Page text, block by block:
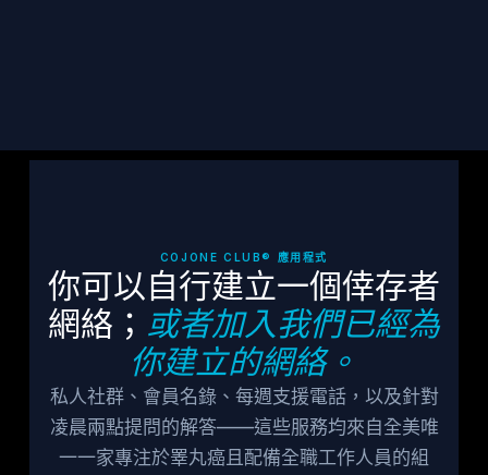
COJONE CLUB® 應用程式
你可以自行建立一個倖存者
網絡； 或者加入我們已經為
你建立的網絡。
私人社群、會員名錄、每週支援電話，以及針對
凌晨兩點提問的解答——這些服務均來自全美唯
一一家專注於睪丸癌且配備全職工作人員的組